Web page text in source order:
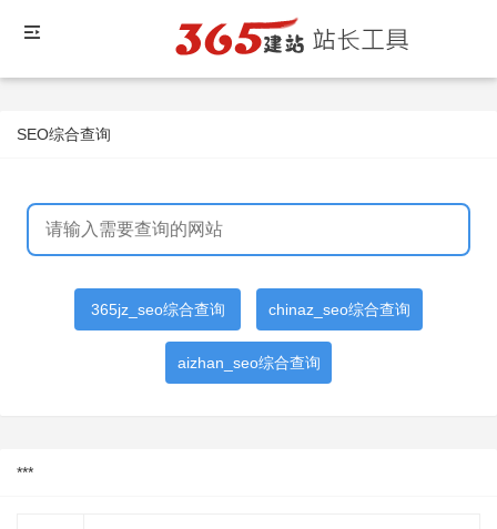
SEO综合查询
365jz_seo综合查询 chinaz_seo综合查询
aizhan_seo综合查询
***